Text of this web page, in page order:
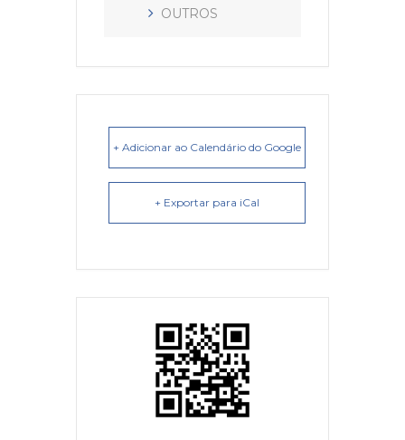
OUTROS
+ Adicionar ao Calendário do Google
+ Exportar para iCal